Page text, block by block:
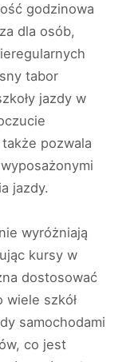
godzinowa
dla osób,
tabor
jazdy w
pozwala
jazdy.
wyróżniają
kursy w
dostosować
wiele szkół
samochodami
co jest